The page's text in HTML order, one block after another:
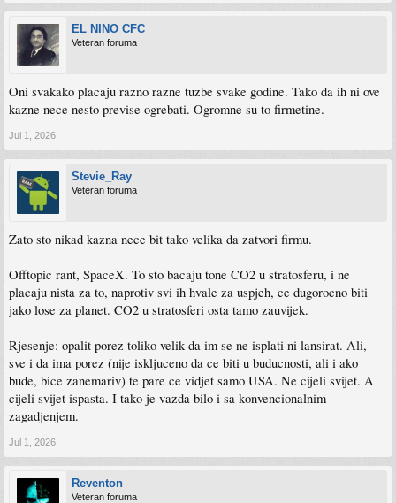
EL NINO CFC
Veteran foruma
Oni svakako placaju razno razne tuzbe svake godine. Tako da ih ni ove
kazne nece nesto previse ogrebati. Ogromne su to firmetine.
Jul 1, 2026
Stevie_Ray
Veteran foruma
Zato sto nikad kazna nece bit tako velika da zatvori firmu.
Offtopic rant, SpaceX. To sto bacaju tone CO2 u stratosferu, i ne
placaju nista za to, naprotiv svi ih hvale za uspjeh, ce dugorocno biti
jako lose za planet. CO2 u stratosferi osta tamo zauvijek.
Rjesenje: opalit porez toliko velik da im se ne isplati ni lansirat. Ali,
sve i da ima porez (nije iskljuceno da ce biti u buducnosti, ali i ako
bude, bice zanemariv) te pare ce vidjet samo USA. Ne cijeli svijet. A
cijeli svijet ispasta. I tako je vazda bilo i sa konvencionalnim
zagadjenjem.
Jul 1, 2026
Reventon
Veteran foruma